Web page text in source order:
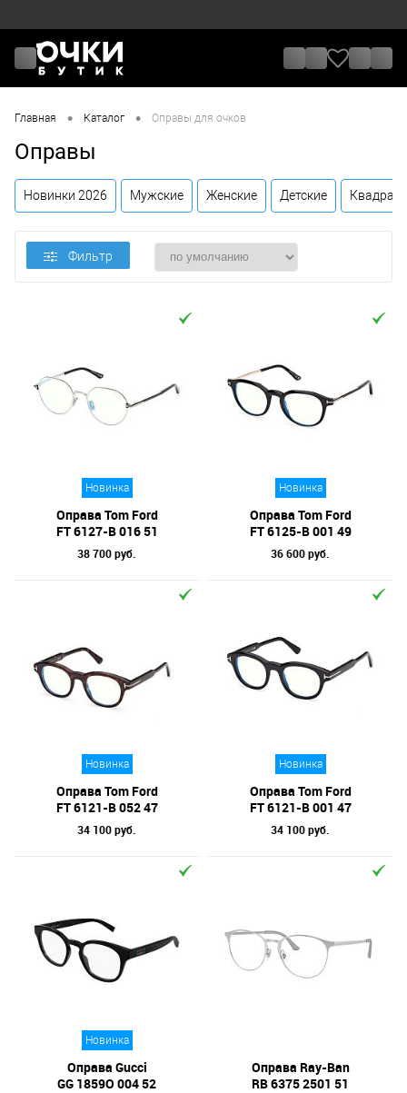
Главная • Каталог • Оправы для очков
Оправы
Новинки 2026 Мужские Женские Детские
Цена
Назначение / Пол
Коллекция
Материал линз
Форма оправы
Цвет оправы
Технология оптики
Фильтр
Новинка
Оправа Tom Ford
FT 6127-B 016 51
38 700 руб.
Новинка
Оправа Tom Ford
FT 6125-B 001 49
36 600 руб.
Новинка
Оправа Tom Ford
FT 6121-B 052 47
34 100 руб.
Новинка
Оправа Tom Ford
FT 6121-B 001 47
34 100 руб.
Новинка
Оправа Gucci
GG 1859O 004 52
Оправа Ray-Ban
RB 6375 2501 51